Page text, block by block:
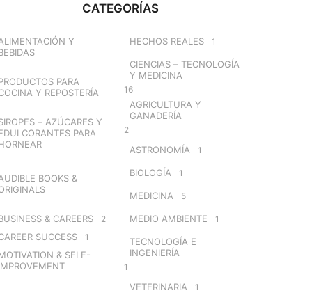
CATEGORÍAS
Y
PARA
Y REPOSTERÍA
– AZÚCARES Y
PARA
BOOKS &
& CAREERS 2
SUCCESS 1
& SELF-
HECHOS REALES 1
CIENCIAS – TECNOLOGÍA
Y MEDICINA
16
AGRICULTURA Y
GANADERÍA
2
ASTRONOMÍA 1
BIOLOGÍA 1
MEDICINA 5
MEDIO AMBIENTE 1
TECNOLOGÍA E
INGENIERÍA
1
VETERINARIA 1